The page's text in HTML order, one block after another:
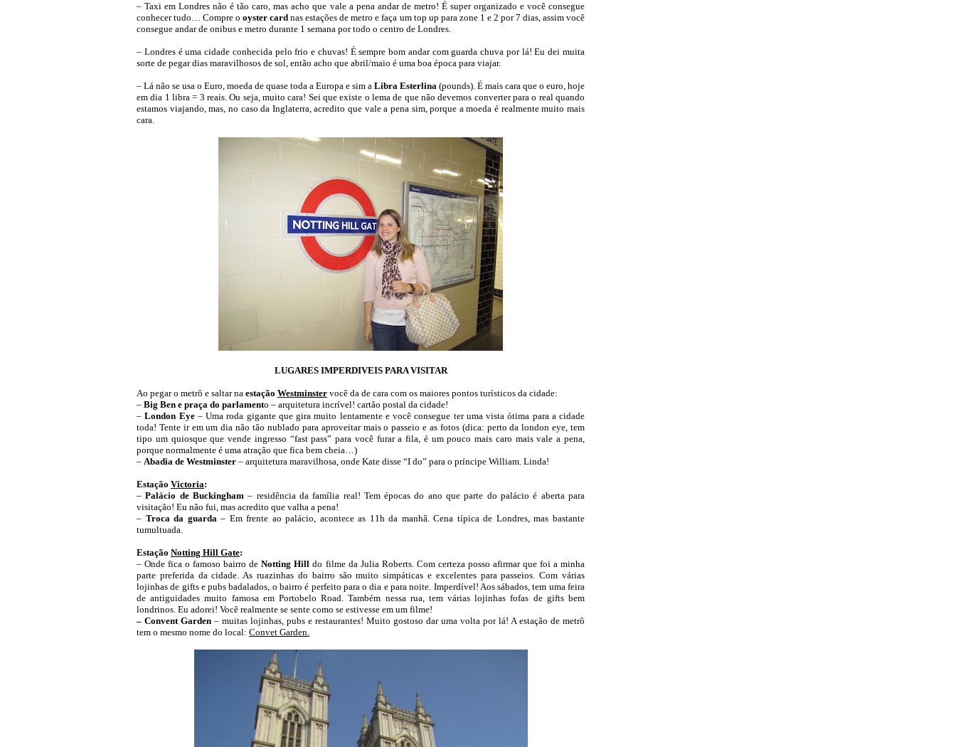
– Taxi em Londres não é tão caro, mas acho que vale a pena andar de metro! É super organizado e você consegue
conhecer tudo… Compre ooyster card nas estações de metro e faça um top up para zone 1 e 2 por 7 dias, assim você
consegue andar de onibus e metro durante 1 semana por todo o centro de Londres.
– Londres é uma cidade conhecida pelo frio e chuvas! É sempre bom andar com guarda chuva por lá! Eu dei muita
sorte de pegar dias maravilhosos de sol, então acho que abril/maio é uma boa época para viajar.
– Lá não se usa o Euro, moeda de quase toda a Europa e sim a Libra Esterlina (pounds). É mais cara que o euro, hoje
em dia 1 libra = 3 reais. Ou seja, muito cara! Sei que existe o lema de que não devemos converter para o real quando
estamos viajando, mas, no caso da Inglaterra, acredito que vale a pena sim, porque a moeda é realmente muito mais
cara.
LUGARES IMPERDIVEIS PARA VISITAR
Ao pegar o metrô e saltar na estação Westminster você da de cara com os maiores pontos turísticos da cidade:
– Big Ben e praça do parlamento – arquitetura incrível! cartão postal da cidade!
–London Eye– Uma roda gigante que gira muito lentamente e você consegue ter uma vista ótima para a cidade
toda! Tente ir em um dia não tão nublado para aproveitar mais o passeio e as fotos (dica: perto da london eye, tem
tipo um quiosque que vende ingresso “fast pass” para você furar a fila, é um pouco mais caro mais vale a pena,
porque normalmente é uma atração que fica bem cheia…)
– Abadia de Westminster – arquitetura maravilhosa, onde Kate disse “I do” para o príncipe William. Linda!
Estação Victoria:
–Palácio de Buckingham– residência da família real! Tem épocas do ano que parte do palácio é aberta para
visitação! Eu não fui, mas acredito que valha a pena!
– Troca da guarda– Em frente ao palácio, acontece as 11h da manhã. Cena típica de Londres, mas bastante
tumultuada.
Estação Notting Hill Gate:
– Onde fica o famoso bairro deNotting Hill do filme da Julia Roberts. Com certeza posso afirmar que foi a minha
parte preferida da cidade. As ruazinhas do bairro são muito simpáticas e excelentes para passeios. Com várias
lojinhas de gifts e pubs badalados, o bairro é perfeito para o dia e para noite. Imperdível! Aos sábados, tem uma feira
de antiguidades muito famosa em Portobelo Road. Também nessa rua, tem várias lojinhas fofas de gifts bem
londrinos. Eu adorei! Você realmente se sente como se estivesse em um filme!
– Convent Garden – muitas lojinhas, pubs e restaurantes! Muito gostoso dar uma volta por lá! A estação de metrô
tem o mesmo nome do local: Convet Garden.